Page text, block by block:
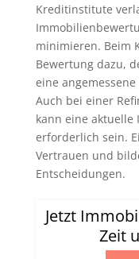
Kreditinstitute
minimieren. Beim
Bewertung dazu,
eine
Auch bei einer
kann eine
erforderlich sein.
Vertrauen und
Entscheidungen.
Jetzt
Zeit